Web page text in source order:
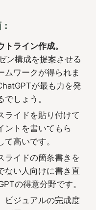
ライン作成。
ン構成を提案させる
ムワークが得られま
が最も力を発
しょう。
ライドを貼り付けて
ントを書いてもら
高いです。
ライドの箇条書きを
ない人向けに書き直
の得意分野です。
ビジュアルの完成度